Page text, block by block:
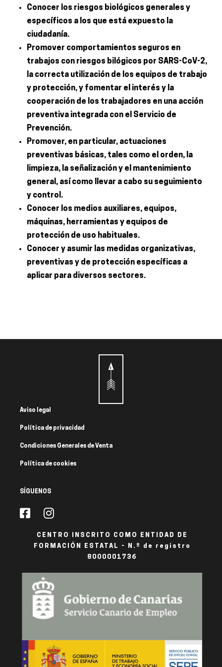
Conocer los riesgos biológicos generales y
específicos a los que está expuesto la
ciudadanía.
Promover comportamientos seguros en
trabajos con riesgos bilógicos por SARS-CoV-2,
la correcta utilización de los equipos de trabajo
y protección, y fomentar el interés y la
cooperación de los trabajadores en una acción
preventiva integrada con el Servicio de
Prevención.
Promover, en particular, actuaciones
preventivas básicas, tales como el orden, la
limpieza, la señalización y el mantenimiento
general, así como llevar a cabo su seguimiento
y control.
Conocer los medios auxiliares, equipos,
máquinas, herramientas y equipos de
protección de uso habituales.
Conocer y asumir las medidas organizativas,
preventivas y de protección específicas a
aplicar para diversos sectores.
Aviso legal
Política de privacidad
Condiciones Generales de Venta
Política de cookies
SÍGUENOS
CENTRO INSCRITO COMO ENTIDAD DE
FORMACIÓN ESTATAL - N.º de registro
8000001736